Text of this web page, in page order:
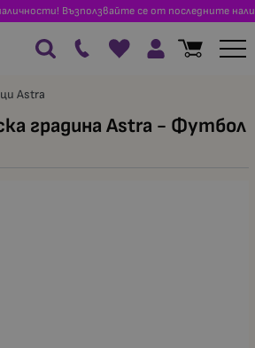
Възползвайте се от последните
Astra
градина Astra - Футбол